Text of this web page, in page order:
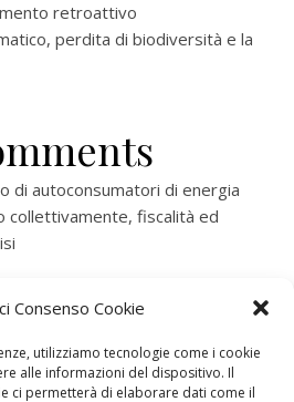
Consenso Cookie
utilizziamo tecnologie come i cookie
alle informazioni del dispositivo. Il
ci permetterà di elaborare dati come il
retroattivo
perdita di biodiversità e la
di autoconsumatori di energia
collettivamente, fiscalità ed
collettivamente, fiscalità ed
autoconsumatori di energia